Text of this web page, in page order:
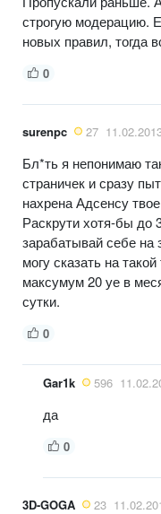
строгую модерацию.
новых правил, тогда
0
surenpc 27
Бл*ть я непонимаю
страничек и сразу
нахрена Адсенсу
Раскрути хотя-бы до
зарабатывай себе на
могу сказать на
максумум 20 уе в
сутки.
0
Gar1k 596
да
0
3D-GOGA 23